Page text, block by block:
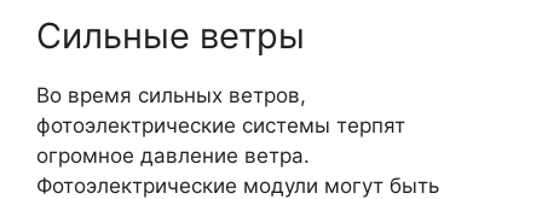
Сильные ветры
Во время сильных ветров,
фотоэлектрические системы терпят
огромное давление ветра.
Фотоэлектрические модули могут быть